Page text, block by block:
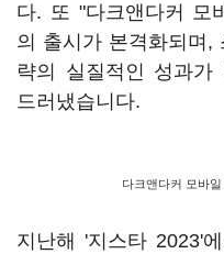
다. 또 "다크앤다커 모
의 출시가 본격화되며,
략의 실질적인 성과
드러냈습니다.
다크앤다커 모바
지난해 '지스타 2023'